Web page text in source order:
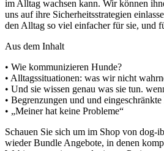
im Alltag wachsen kann. Wir können
uns auf ihre Sicherheitsstrategien
den Alltag so viel einfacher für sie, und
Aus dem Inhalt
• Wie kommunizieren Hunde?
• Alltagssituationen: was wir nicht
• Und sie wissen genau was sie tun.
• Begrenzungen und und eingeschränkte
• „Meiner hat keine Probleme“
Schauen Sie sich um im Shop von dog-
wieder Bundle Angebote, in denen